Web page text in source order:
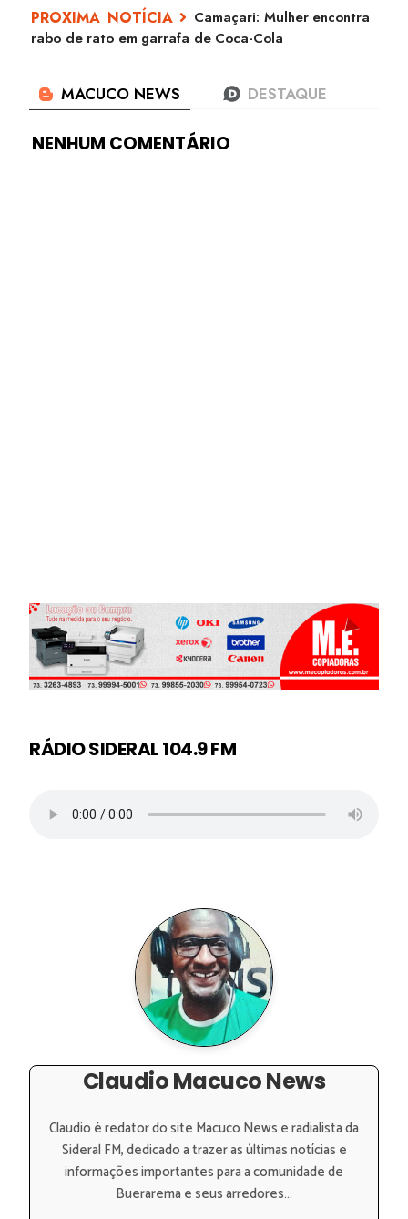
Camaçari: Mulher encontra
rabo de rato em garrafa de Coca-Cola
NENHUM COMENTÁRIO
RÁDIO SIDERAL 104.9 FM
Claudio Macuco News
Claudio é redator do site Macuco News e radialista da
Sideral FM, dedicado a trazer as últimas notícias e
informações importantes para a comunidade de
Buerarema e seus arredores...